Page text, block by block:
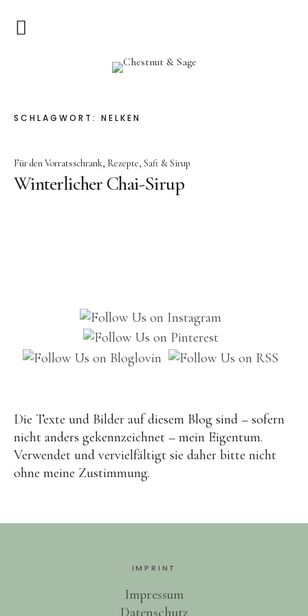
Chestnut & SageHome
Vorspeisen
Hauptgerichte
Brot
Eis
Saft & Sirup
SCHLAGWORT: NELKEN
Für den Vorratsschrank Rezepte Saft & Sirup
Winterlicher Chai-Sirup
Die Texte und Bilder auf diesem Blog sind – sofern
nicht anders gekennzeichnet – mein Eigentum.
Verwendet und vervielfältigt sie daher bitte nicht
ohne meine Zustimmung.
IMPRINT
Impressum
Datenschutz